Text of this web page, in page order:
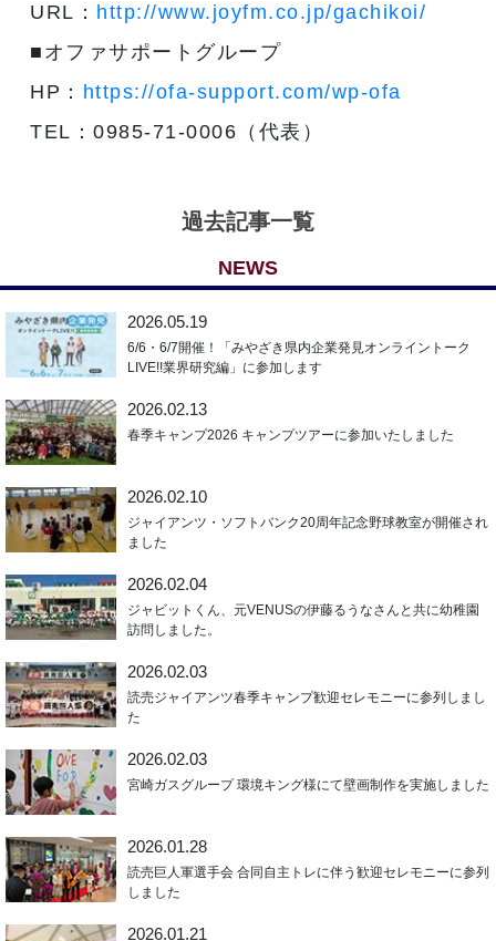
URL： http://www.joyfm.co.jp/gachikoi/
■オファサポートグループ
HP： https://ofa-support.com/wp-ofa
TEL：0985-71-0006（代表）
過去記事一覧
NEWS
2026.05.19
6/6・6/7開催！「みやざき県内企業発見オンライントーク
LIVE!!業界研究編」に参加します
2026.02.13
春季キャンプ2026 キャンプツアーに参加いたしました
2026.02.10
ジャイアンツ・ソフトバンク20周年記念野球教室が開催され
ました
2026.02.04
ジャビットくん、元VENUSの伊藤るうなさんと共に幼稚園
訪問しました。
2026.02.03
読売ジャイアンツ春季キャンプ歓迎セレモニーに参列しまし
た
2026.02.03
宮崎ガスグループ 環境キング様にて壁画制作を実施しました
2026.01.28
読売巨人軍選手会 合同自主トレに伴う歓迎セレモニーに参列
しました
2026.01.21